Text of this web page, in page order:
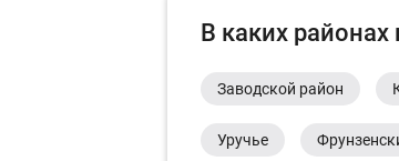
В каких районах
Заводской район
Уручье